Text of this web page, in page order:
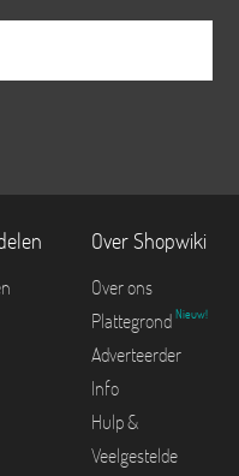
Over Shopwiki
Over ons
Plattegrond Nieuw!
Adverteerder
Info
Hulp &
Veelgestelde